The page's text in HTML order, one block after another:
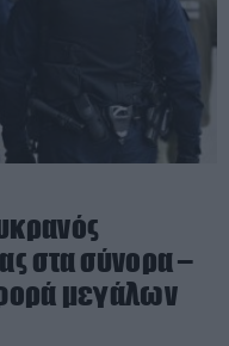
στα σύνορα –
μεγάλων